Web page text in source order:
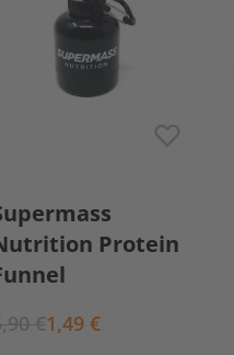
Protein
€1,49 €